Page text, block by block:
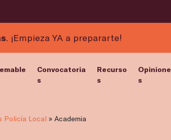
. ¡Empieza YA a prepararte!
Convocatoria
s
Recurso
s
Opinione
s
Policía Local » Academia